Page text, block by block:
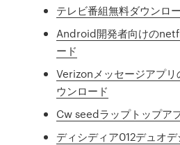
テレビ番組無料ダウンロ
Android開発者向けの
ード
Verizonメッセージアプ
ウンロード
Cw seedラップトップア
ディシディア012デュオ